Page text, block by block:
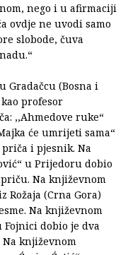
nego i u afirmaciji
ovdje ne uvodi samo
slobode, čuva
Gradačcu (Bosna i
profesor
,,Ahmedove ruke“
će umrijeti sama“
i pjesnik. Na
u Prijedoru dobio
Na književnom
(Crna Gora)
Na književnom
Fojnici dobio je dva
književnom